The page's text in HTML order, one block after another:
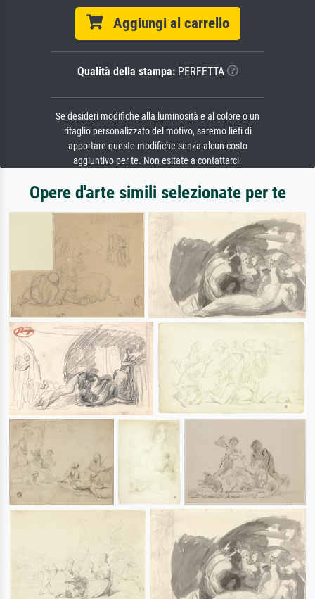
Aggiungi al carrello
Qualità della stampa:PERFETTA
Se desideri modifiche alla luminosità e al colore o un
ritaglio personalizzato del motivo, saremo lieti di
apportare queste modifiche senza alcun costo
aggiuntivo per te. Non esitate a contattarci.
Opere d'arte simili selezionate per te